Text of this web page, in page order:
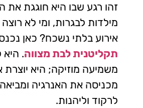
זהו רגע שבו היא חוגגת את
מילדות לבגרות, ומי לא
אירוע בלתי נשכח? כאן
תקליטנית לבת מצווה.
משמיעה מוזיקה; היא יוצרת
מכניסה את האנרגיה
לרקוד וליהנות.